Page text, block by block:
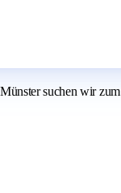
suchen wir